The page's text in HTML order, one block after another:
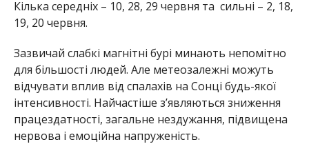
Кілька середніх – 10, 28, 29 червня та сильні – 2, 18,
19, 20 червня.
Зазвичай слабкі магнітні бурі минають непомітно
для більшості людей. Але метеозалежні можуть
відчувати вплив від спалахів на Сонці будь-якої
інтенсивності. Найчастіше з’являються зниження
працездатності, загальне нездужання, підвищена
нервова і емоційна напруженість.